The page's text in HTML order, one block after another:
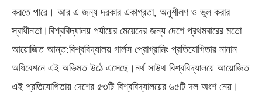
করতে পারে। আর এ জন্য দরকার একাগ্রতা, অনুশীলণ ও ভুল করার
স্বাধীনতা।বিশ্ববিদ্যালয় পর্যায়ের মেয়েদের জন্য দেশে প্রথমবারের মতো
আয়োজিত আন্ত:বিশ্ববিদ্যালয় গার্লস প্রোগ্রামিং প্রতিযোগিতার নানান
অধিবেশনে এই অভিমত উঠে এসেছে।নর্থ সাউথ বিশ্ববিদ্যালয়ে আয়োজিত
এই প্রতিযোগিতায় দেশের ৫৩টি বিশ্ববিদ্যালয়ের ৬৫টি দল অংশ নেয়।